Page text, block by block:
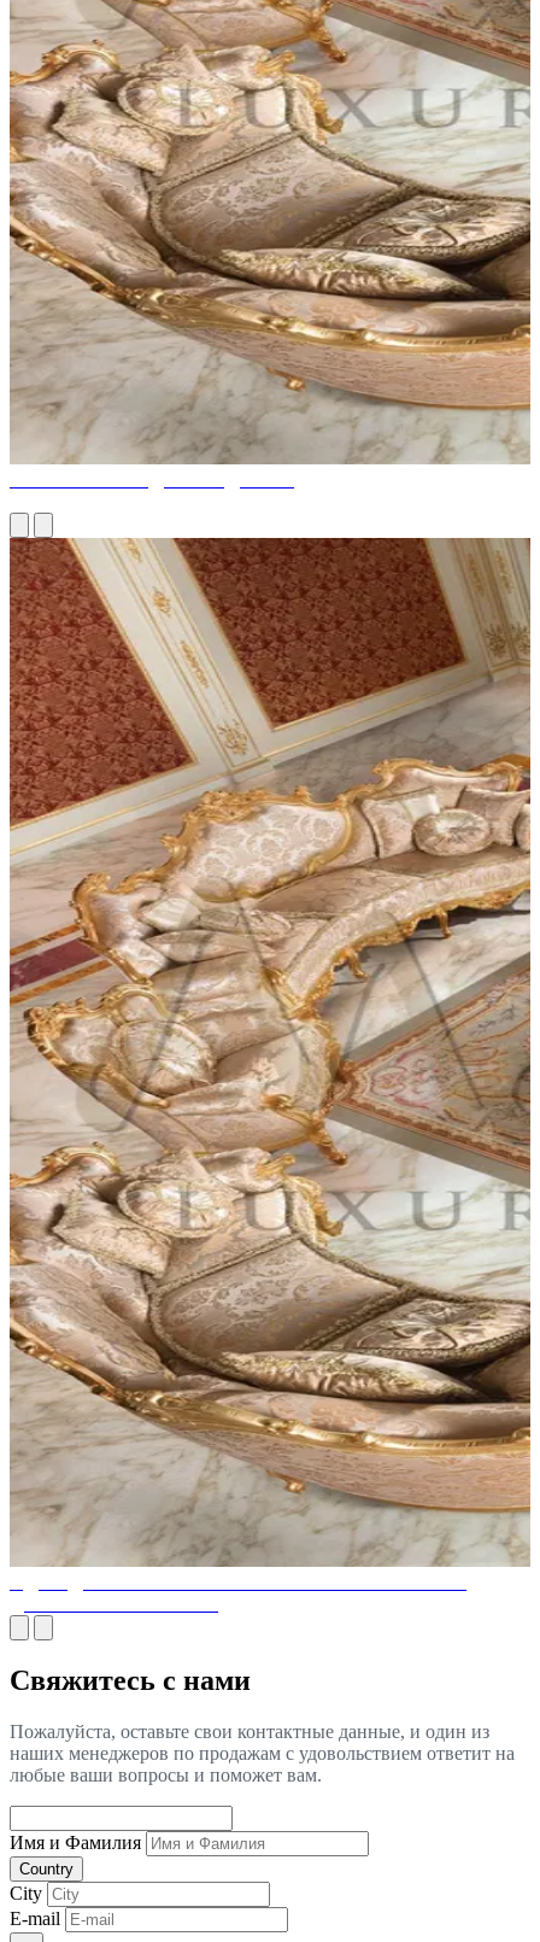
Свяжитесь с нами
Пожалуйста, оставьте свои контактные данные, и один из
наших менеджеров по продажам с удовольствием ответит на
любые ваши вопросы и поможет вам.
Имя и Фамилия
Country
City
E-mail